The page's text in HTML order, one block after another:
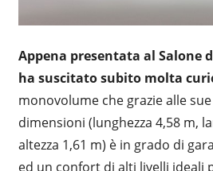
Appena presentata al Salone
ha suscitato subito molta
monovolume che grazie alle
dimensioni (lunghezza 4,58 m,
altezza 1,61 m) è in grado di
ed un confort di alti livelli ideali